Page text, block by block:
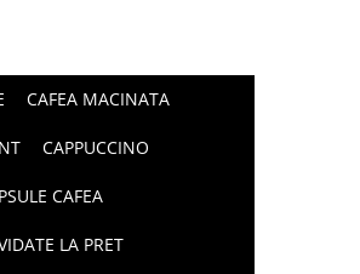
CAFEA MACINATA
CAPPUCCINO
CAFEA
LA PRET